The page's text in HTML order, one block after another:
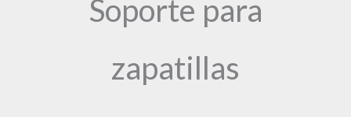
Soporte para
zapatillas